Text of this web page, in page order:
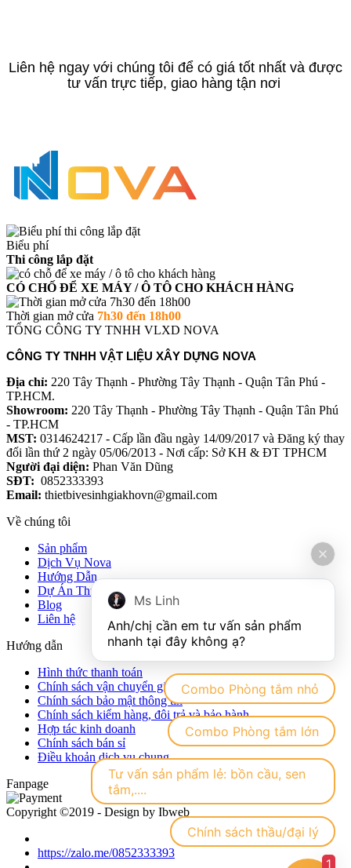
Liên hệ ngay với chúng tôi để có giá tốt nhất và được
tư vấn trực tiếp, giao hàng tận nơi
Biểu phí
Thi công lắp đặt
CÓ CHỐ ĐỂ XE MÁY / Ô TÔ CHO KHÁCH HÀNG
Thời gian mở cửa 7h30 đến 18h00
TỔNG CÔNG TY TNHH VLXD NOVA
CÔNG TY TNHH VẬT LIỆU XÂY DỰNG NOVA
Địa chỉ: 220 Tây Thạnh - Phường Tây Thạnh - Quận Tân Phú -
TP.HCM.
Showroom: 220 Tây Thạnh - Phường Tây Thạnh - Quận Tân Phú
- TP.HCM
MST: 0314624217 - Cấp lần đầu ngày 14/09/2017 và Đăng ký thay
đổi lần thứ 2 ngày 05/06/2013 - Nơi cấp: Sở KH & ĐT TPHCM
Người đại diện: Phan Văn Dũng
SĐT: 0852333393
Email: thietbivesinhgiakhovn@gmail.com
Về chúng tôi
Sản phẩm
Dịch Vụ Nova
Hướng Dẫn
Dự Án Thực Tế
Blog
Liên hệ
Hướng dẫn
Hình thức thanh toán
Chính sách vận chuyển giao nhận hàng hóa
Chính sách bảo mật thông tin
Chính sách kiểm hàng, đôi trả và bảo hành
Hợp tác kinh doanh
Chính sách bán sỉ
Điều khoản dịch vụ chung
Fanpage
Copyright ©2019 - Design by Ibweb
https://zalo.me/0852333393
Ms Linh
Anh/chị cần em tư vấn sản phẩm
Combo Phòng tắm nhỏ
Combo Phòng tắm lớn
Tư vấn sản phẩm lẻ: bồn cầu, sen
tắm,....
Chính sách thầu/đại lý
1